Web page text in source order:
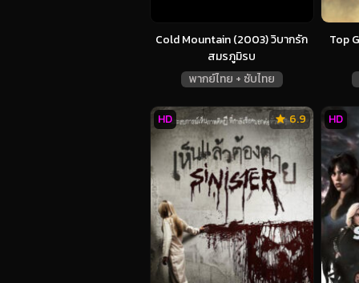
Cold Mountain (2003) วิบากรัก
สมรภูมิรบ
พากย์ไทย + ซับไทย
Top
6.9
HD HD